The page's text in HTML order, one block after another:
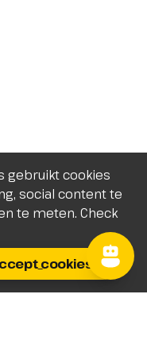
gebruikt cookies
social content te
te meten. Check